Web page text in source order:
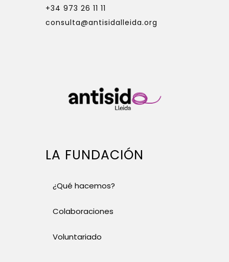
+34 973 26 11 11
consulta@antisidalleida.org
LA FUNDACIÓN
¿Qué hacemos?
Colaboraciones
Voluntariado